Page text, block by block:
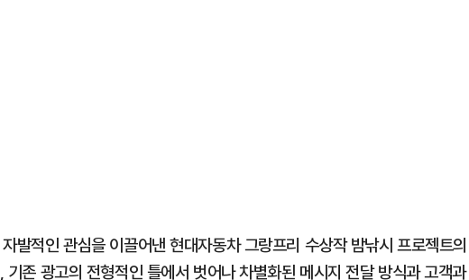
발적인 관심을 이끌어낸 현대자동차 그랑프리 수상작 밤낚시 프로젝트의
존 광고의 전형적인 틀에서 벗어나 차별화된 메시지 전달 방식과 고객과